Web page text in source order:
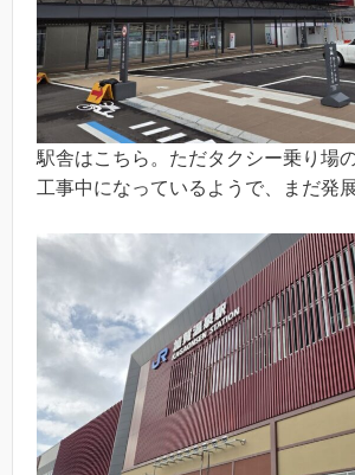
駅舎はこちら。ただタクシー乗り場
工事中になっているようで、まだ発